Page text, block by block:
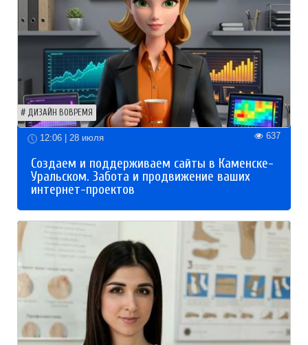
ДИЗАЙН ВОВРЕМЯ
12:06 | 28 июля 637
Создаем и поддерживаем сайты в Каменске-
Уральском. Забота и продвижение ваших
интернет-проектов